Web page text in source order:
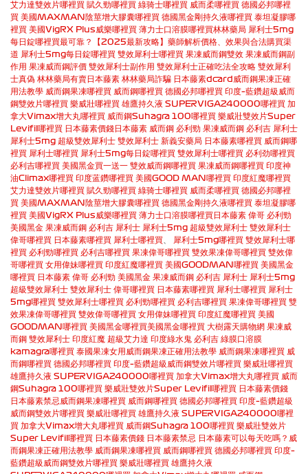
艾力達雙效片哪裡買 賦久勁哪裡買 綠骑士哪裡買 威而柔哪裡買 德國必邦哪裡
買 美國MAXMAN陰莖增大膠囊哪裡買 德國黑金剛持久液哪裡買 泰坦凝膠哪
裡買 美國VigRX Plus威樂哪裡買 薄力士口溶膜哪裡買林林藥局 犀利士5mg
每日錠哪裡買最可靠？【2025最新攻略】藥師解析價格、效果與合法購買渠
道 犀利士5mg每日錠哪裡買 雙效犀利士哪裡買 果凍威而鋼雙效 果凍威而鋼副
作用 果凍威而鋼評價 雙效犀利士副作用 雙效犀利士正確吃法全攻略 雙效犀利
士真偽 林林藥局有賣日本藤素 林林藥局詐騙 日本藤素dcard 威而鋼果凍正確
用法教學 威而鋼果凍哪裡買 威而鋼哪裡買 德國必邦哪裡買 印度–藍鑽超級威而
鋼雙效片哪裡買 樂威壯哪裡買 雄鷹持久液 SUPERVIGA240000哪裡買 加
拿大Vimax增大丸哪裡買 威而鋼Suhagra 100哪裡買 樂威壯雙效片Super
Levifil哪裡買 日本藤素價錢日本藤素 威而鋼 必利勁 果凍威而鋼 必利吉 犀利士
犀利士5mg 超級雙效犀利士 雙效犀利士 新義安藥局 日本藤素哪裡買 威而鋼哪
裡買 犀利士哪裡買 犀利士5mg每日錠哪裡買 雙效犀利士哪裡買 必利劲哪裡買
必利吉哪裡買 美國黑金買一送一 雙效威而鋼哪裡買 果凍威而鋼哪裡買 印度神
油Climax哪裡買 印度蓝鑽哪裡買 美國GOOD MAN哪裡買 印度紅魔哪裡買
艾力達雙效片哪裡買 賦久勁哪裡買 綠骑士哪裡買 威而柔哪裡買 德國必邦哪裡
買 美國MAXMAN陰莖增大膠囊哪裡買 德國黑金剛持久液哪裡買 泰坦凝膠哪
裡買 美國VigRX Plus威樂哪裡買 薄力士口溶膜哪裡買 日本藤素 偉哥 必利勁
美國黑金 果凍威而鋼 必利吉 犀利士 犀利士5mg 超級雙效犀利士 雙效犀利士
偉哥哪裡買 日本藤素哪裡買 犀利士哪裡買 犀利士5mg哪裡買 雙效犀利士哪
裡買 必利勁哪裡買 必利吉哪裡買 果凍偉哥哪裡買 雙效果凍偉哥哪裡買 雙效偉
哥哪裡買 女用偉妹哪裡買 印度紅魔哪裡買 美國GOODMAN哪裡買 美國黑金
哪裡買 日本藤素 偉哥 必利勁 美國黑金 果凍威而鋼 必利吉 犀利士 犀利士5mg
超級雙效犀利士 雙效犀利士 偉哥哪裡買 日本藤素哪裡買 犀利士哪裡買 犀利士
5mg哪裡買 雙效犀利士哪裡買 必利勁哪裡買 必利吉哪裡買 果凍偉哥哪裡買 雙
效果凍偉哥哪裡買 雙效偉哥哪裡買 女用偉妹哪裡買 印度紅魔哪裡買 美國
GOODMAN哪裡買 美國黑金哪裡買美國黑金哪裡買 大樹露天購物網 果凍威
而鋼 雙效犀利士 印度紅魔 超級艾力達 印度綠水鬼 必利吉 綠膜口溶膜
kamagra哪裡買 泰國果凍女用 威而鋼果凍正確用法教學 威而鋼果凍哪裡買 威
而鋼哪裡買 德國必邦哪裡買 印度–藍鑽超級威而鋼雙效片哪裡買 樂威壯哪裡買
雄鷹持久液 SUPERVIGA240000哪裡買 加拿大Vimax增大丸哪裡買 威而
鋼Suhagra 100哪裡買 樂威壯雙效片Super Levifil哪裡買 日本藤素價錢
日本藤素禁忌威而鋼果凍哪裡買 威而鋼哪裡買 德國必邦哪裡買 印度–藍鑽超級
威而鋼雙效片哪裡買 樂威壯哪裡買 雄鷹持久液 SUPERVIGA240000哪裡
買 加拿大Vimax增大丸哪裡買 威而鋼Suhagra 100哪裡買 樂威壯雙效片
Super Levifil哪裡買 日本藤素價錢 日本藤素禁忌 日本藤素可以每天吃嗎？ 威
而鋼果凍正確用法教學 威而鋼果凍哪裡買 威而鋼哪裡買 德國必邦哪裡買 印度–
藍鑽超級威而鋼雙效片哪裡買 樂威壯哪裡買 雄鷹持久液